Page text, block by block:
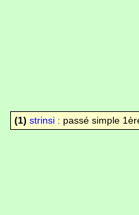
(1) strinsi : passé simple